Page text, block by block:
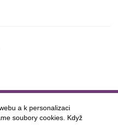
a k personalizaci
soubory cookies. Když